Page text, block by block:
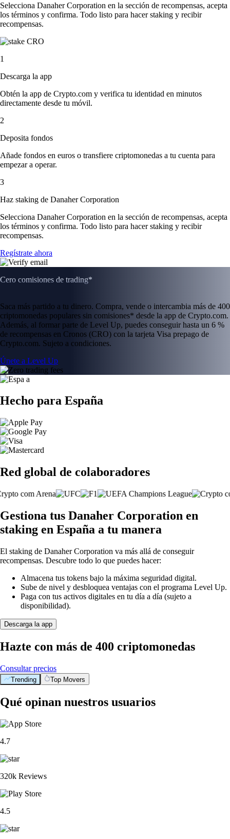
Selecciona Danaher Corporation en la sección de recompensas, acepta
los términos y confirma. Todo listo para hacer staking y recibir
recompensas.
1
Descarga la app
Obtén la app de Crypto.com y verifica tu identidad en minutos
directamente desde tu móvil.
2
Deposita fondos
Añade fondos en euros o transfiere criptomonedas a tu cuenta para
empezar a operar.
3
Haz staking de Danaher Corporation
Selecciona Danaher Corporation en la sección de recompensas, acepta
los términos y confirma. Todo listo para hacer staking y recibir
recompensas.
Regístrate ahora
Cero comisiones de trading*
Saca más partido a tu dinero. Compra, vende o intercambia más de 400
criptomonedas populares sin comisiones* desde la app de Crypto.com.
Además, al formar parte de Level Up, puedes conseguir hasta un 6 %
de recompensas en Cronos (CRO) con la tarjeta Visa prepago de
Crypto.com. Sujeto a condiciones.
Únete a Level Up
Hecho para España
Red global de colaboradores
Gestiona tus Danaher Corporation en
staking en España a tu manera
El staking de Danaher Corporation va más allá de conseguir
recompensas. Descubre todo lo que puedes hacer:
Almacena tus tokens bajo la máxima seguridad digital.
Sube de nivel y desbloquea ventajas con el programa Level Up.
Paga con tus activos digitales en tu día a día (sujeto a
disponibilidad).
Descarga la app
Hazte con más de 400 criptomonedas
Consultar precios
Trending Top Movers
Qué opinan nuestros usuarios
4.7
320k Reviews
4.5